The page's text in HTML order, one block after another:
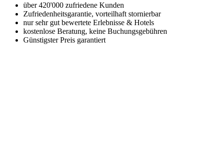
über 420'000 zufriedene Kunden
Zufriedenheitsgarantie, vorteilhaft stornierbar
nur sehr gut bewertete Erlebnisse & Hotels
kostenlose Beratung, keine Buchungsgebühren
Günstigster Preis garantiert